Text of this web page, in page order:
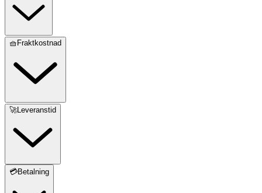
🧺Fraktkostnad
🚀Leveranstid
💳Betalning